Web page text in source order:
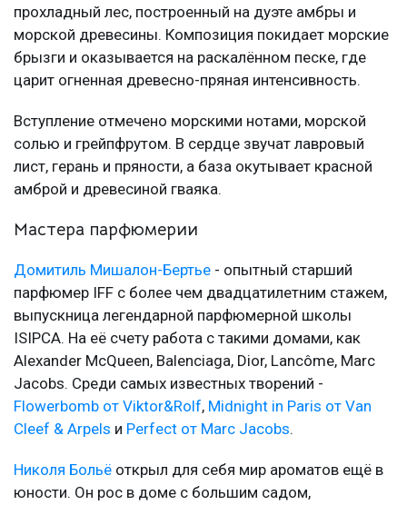
прохладный лес, построенный на дуэте амбры и
морской древесины. Композиция покидает морские
брызги и оказывается на раскалённом песке, где
царит огненная древесно-пряная интенсивность.
Вступление отмечено морскими нотами, морской
солью и грейпфрутом. В сердце звучат лавровый
лист, герань и пряности, а база окутывает красной
амброй и древесиной гваяка.
Мастера парфюмерии
Домитиль Мишалон-Бертье - опытный старший
парфюмер IFF с более чем двадцатилетним стажем,
выпускница легендарной парфюмерной школы
ISIPCA. На её счету работа с такими домами, как
Alexander McQueen, Balenciaga, Dior, Lancôme, Marc
Jacobs. Среди самых известных творений -
Flowerbomb от Viktor&Rolf, Midnight in Paris от Van
Cleef & Arpels и Perfect от Marc Jacobs.
Николя Больё открыл для себя мир ароматов ещё в
юности. Он рос в доме с большим садом,